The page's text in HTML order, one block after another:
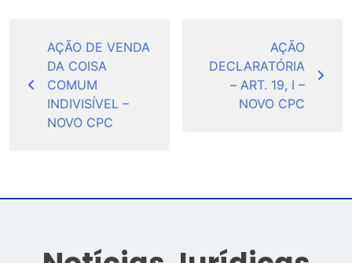
Post
AÇÃO DE VENDA
DA COISA
COMUM
INDIVISÍVEL –
NOVO CPC
AÇÃO
DECLARATÓRIA
– ART. 19, I –
NOVO CPC